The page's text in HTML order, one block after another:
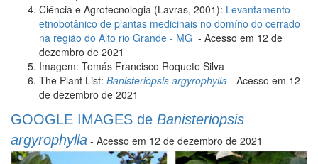
Ciência e Agrotecnologia (Lavras, 2001): Levantamento
etnobotânico de plantas medicinais no domíno do cerrado
na região do Alto rio Grande - MG - Acesso em 12 de
dezembro de 2021
Imagem: Tomás Francisco Roquete Silva
The Plant List: Banisteriopsis argyrophylla - Acesso em 12
de dezembro de 2021
GOOGLE IMAGES de Banisteriopsis
argyrophylla - Acesso em 12 de dezembro de 2021